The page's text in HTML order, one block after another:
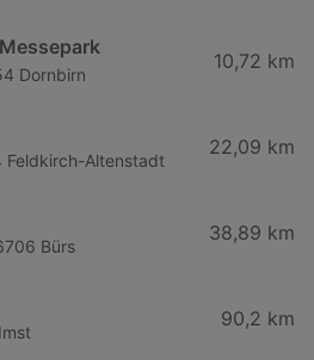
Dornbirn
10,72 km
Altenstadt
22,09 km
Bürs
38,89 km
90,2 km